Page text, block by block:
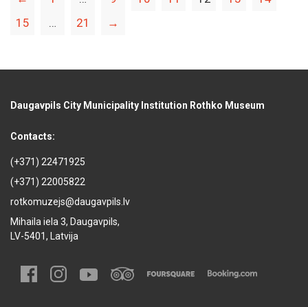
15
… 21 →
Daugavpils City Municipality Institution Rothko Museum
Contacts:
(+371) 22471925
(+371) 22005822
rotkomuzejs@daugavpils.lv
Mihaila iela 3, Daugavpils,
LV-5401, Latvija